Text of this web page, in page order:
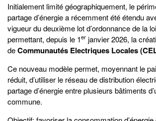
Initialement limité géographiquement, le
partage d’énergie a récemment été étendu
vigueur du deuxième lot d’ordonnance de la
permettant, depuis le 1er janvier 2026, la
deCommunautés Electriques Locales
Ce nouveau modèle permet, moyennant le
réduit, d’utiliser le réseau de distribution
partage d’énergie entre plusieurs bâtiments
commune.